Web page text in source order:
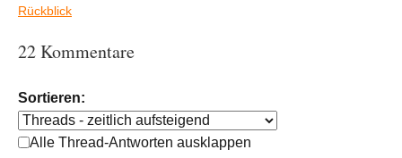
Rückblick
22 Kommentare
Sortieren:
Alle Thread-Antworten ausklappen